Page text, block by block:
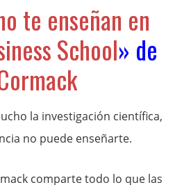
te enseñan en
School» de
la investigación científica,
no puede enseñarte.
comparte todo lo que las